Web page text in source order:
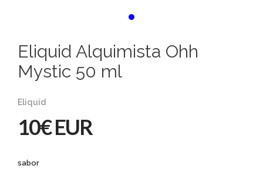
Eliquid Alquimista Ohh
Mystic 50 ml
Eliquid
10€ EUR
sabor